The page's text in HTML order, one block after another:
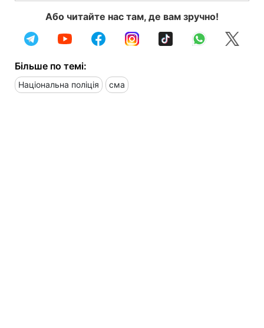
Або читайте нас там, де вам зручно!
Більше по темі:
Національна поліція сма